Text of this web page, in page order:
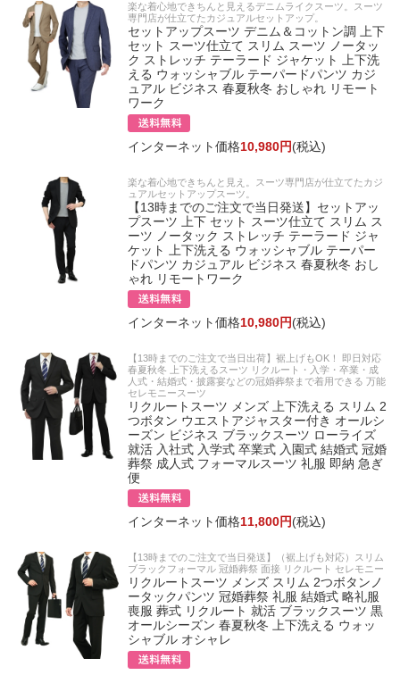
楽な着心地できちんと見えるデニムライクスーツ。スーツ
専門店が仕立てたカジュアルセットアップ。
セットアップスーツ デニム＆コットン調 上下
セット スーツ仕立て スリム スーツ ノータッ
ク ストレッチ テーラード ジャケット 上下洗
える ウォッシャブル テーパードパンツ カジ
ュアル ビジネス 春夏秋冬 おしゃれ リモート
ワーク
インターネット価格10,980円(税込)
楽な着心地できちんと見え。スーツ専門店が仕立てたカジ
ュアルセットアップスーツ。
【13時までのご注文で当日発送】セットアッ
プスーツ 上下 セット スーツ仕立て スリム ス
ーツ ノータック ストレッチ テーラード ジャ
ケット 上下洗える ウォッシャブル テーパー
ドパンツ カジュアル ビジネス 春夏秋冬 おし
ゃれ リモートワーク
インターネット価格10,980円(税込)
【13時までのご注文で当日出荷】裾上げもOK！ 即日対応
春夏秋冬 上下洗えるスーツ リクルート・入学・卒業・成
人式・結婚式・披露宴などの冠婚葬祭まで着用できる 万能
セレモニースーツ
リクルートスーツ メンズ 上下洗える スリム 2
つボタン ウエストアジャスター付き オールシ
ーズン ビジネス ブラックスーツ ローライズ
就活 入社式 入学式 卒業式 入園式 結婚式 冠婚
葬祭 成人式 フォーマルスーツ 礼服 即納 急ぎ
便
インターネット価格11,800円(税込)
【13時までのご注文で当日発送】（裾上げも対応）スリム
ブラックフォーマル 冠婚葬祭 面接 リクルート セレモニー
リクルートスーツ メンズ スリム 2つボタンノ
ータックパンツ 冠婚葬祭 礼服 結婚式 略礼服
喪服 葬式 リクルート 就活 ブラックスーツ 黒
オールシーズン 春夏秋冬 上下洗える ウォッ
シャブル オシャレ